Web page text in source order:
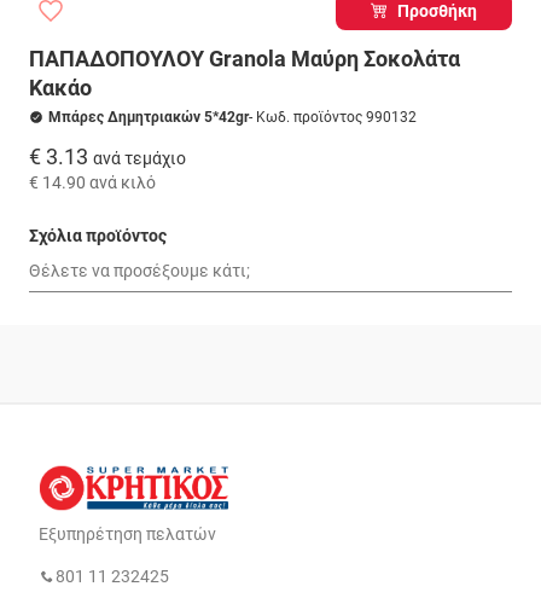
Προσθήκη
ΠΑΠΑΔΟΠΟΥΛΟΥ Granola Μαύρη Σοκολάτα
Κακάο
Μπάρες Δημητριακών 5*42gr- Κωδ. προϊόντος 990132
€ 3.13 ανά τεμάχιο
€ 14.90 ανά κιλό
Σχόλια προϊόντος
Εξυπηρέτηση πελατών
801 11 232425